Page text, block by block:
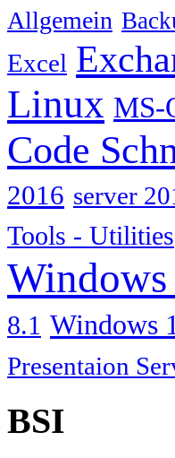
Allgemein
Excel
Linux MS-
Code
2016 server
Tools - Utilities
8.1 Windows
Presentaion
BSI